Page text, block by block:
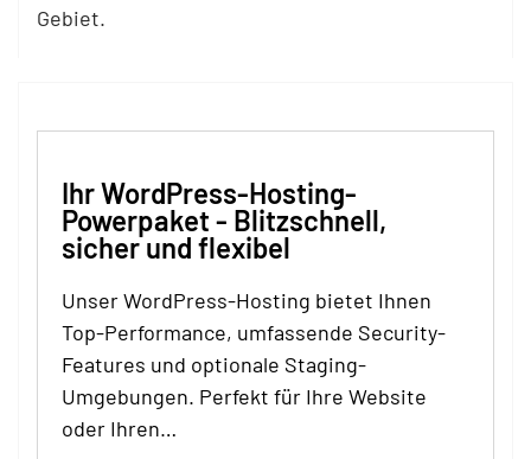
Gebiet.
Ihr WordPress-Hosting-
Powerpaket - Blitzschnell,
sicher und flexibel
Unser WordPress-Hosting bietet Ihnen
Top-Performance, umfassende Security-
Features und optionale Staging-
Umgebungen. Perfekt für Ihre Website
oder Ihren…